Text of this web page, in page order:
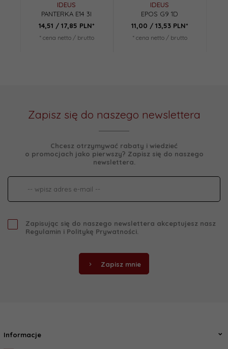
IDEUS
PANTERKA E14 3I
14,51 / 17,85 PLN*
* cena netto / brutto
IDEUS
EPOS G9 1D
11,00 / 13,53 PLN*
* cena netto / brutto
Zapisz się do naszego newslettera
Chcesz otrzymywać rabaty i wiedzieć
o promocjach jako pierwszy? Zapisz się do naszego
newslettera.
Zapisując się do naszego newslettera akceptujesz nasz
Regulamin i Politykę Prywatności
Zapisz mnie
Informacje